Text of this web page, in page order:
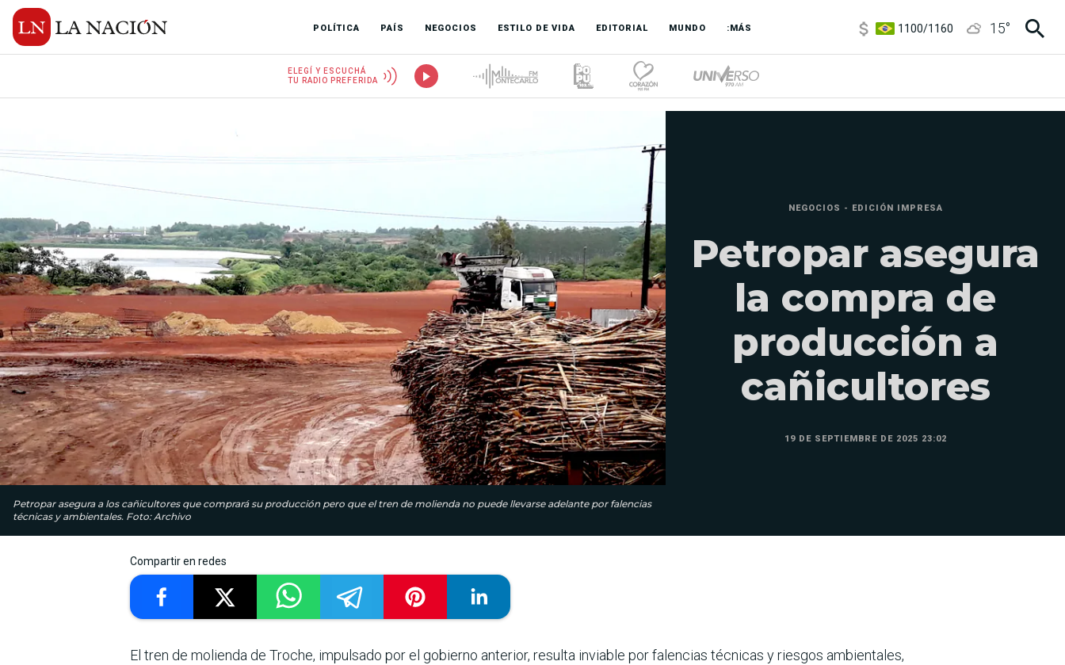
POLÍTICA PAÍS NEGOCIOS ESTILO DE VIDA EDITORIAL MUNDO :MÁS
3,8/4
15°
ELEGÍ Y ESCUCHÁ
TU RADIO PREFERIDA
Petropar asegura a los cañicultores que comprará su producción pero que el tren de molienda no puede llevarse adelante por falencias
técnicas y ambientales. Foto: Archivo
NEGOCIOS - EDICIÓN IMPRESA
Petropar asegura
la compra de
producción a
cañicultores
19 DE SEPTIEMBRE DE 2025 23:02
Compartir en redes
El tren de molienda de Troche, impulsado por el gobierno anterior, resulta inviable por falencias técnicas y riesgos ambientales,